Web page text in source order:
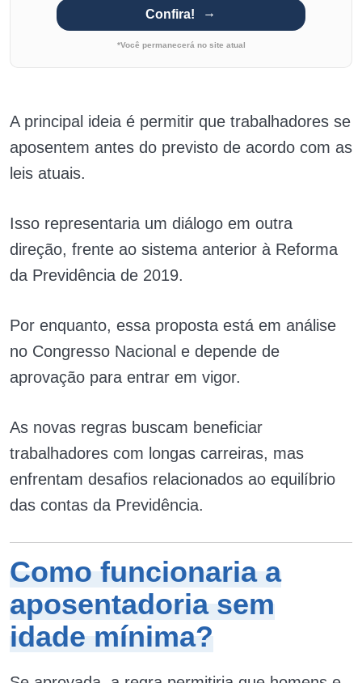
Confira!
*Você permanecerá no site atual
A principal ideia é permitir que trabalhadores se
aposentem antes do previsto de acordo com as
leis atuais.
Isso representaria um diálogo em outra
direção, frente ao sistema anterior à Reforma
da Previdência de 2019.
Por enquanto, essa proposta está em análise
no Congresso Nacional e depende de
aprovação para entrar em vigor.
As novas regras buscam beneficiar
trabalhadores com longas carreiras, mas
enfrentam desafios relacionados ao equilíbrio
das contas da Previdência.
Como funcionaria a
aposentadoria sem
idade mínima?